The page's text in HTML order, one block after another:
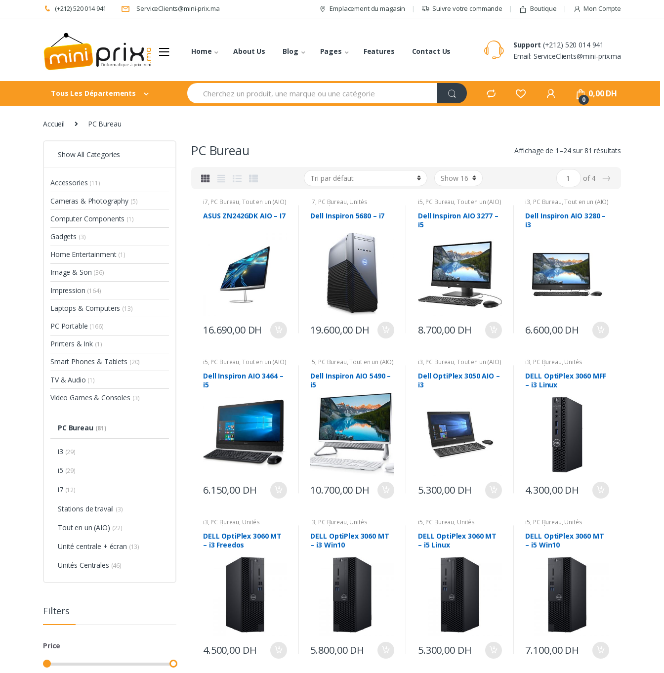
to
to
(+212) 520 014 941 ServiceClients@mini-prix.ma Emplacement du magasin Suivre votre commande Boutique Mon Compte
Home About Us Blog Pages Features Contact Us
Support (+212) 520 014 941
Email: ServiceClients@mini-prix.ma
Tous Les Départements
Search
for:
0
0,00DH
Accueil PC Bureau
PC Bureau Affichage de 1–24 sur 81 résultats
of 4 →
i7, PC Bureau, Tout en un (AIO)
ASUS ZN242GDK AIO – I7
16.690,00 DH
i7, PC Bureau, Unités
Centrales
Dell Inspiron 5680 – i7
19.600,00 DH
i5, PC Bureau, Tout en un (AIO)
Dell Inspiron AIO 3277 –
i5
8.700,00 DH
i3, PC Bureau,Tout en un (AIO)
Dell Inspiron AIO 3280 –
i3
6.600,00 DH
i5, PC Bureau, Tout en un (AIO)
Dell Inspiron AIO 3464 –
i5
6.150,00 DH
i5, PC Bureau,Tout en un (AIO)
Dell Inspiron AIO 5490 –
i5
10.700,00 DH
i3, PC Bureau, Tout en un (AIO)
Dell OptiPlex 3050 AIO –
i3
5.300,00 DH
i3, PC Bureau, Unités
Centrales
DELL OptiPlex 3060 MFF
– i3 Linux
4.300,00 DH
i3, PC Bureau, Unités
Centrales
DELL OptiPlex 3060 MT
– i3 Freedos
4.500,00 DH
i3, PC Bureau, Unités
Centrales
DELL OptiPlex 3060 MT
– i3 Win10
5.800,00 DH
i5, PC Bureau, Unités
Centrales
DELL OptiPlex 3060 MT
– i5 Linux
5.300,00 DH
i5, PC Bureau, Unités
Centrales
DELL OptiPlex 3060 MT
– i5 Win10
7.100,00 DH
Show All Categories
Accessories (11)
Cameras & Photography (5)
Computer Components (1)
Gadgets (3)
Home Entertainment (1)
Image & Son (36)
Impression (164)
Laptops & Computers (13)
PC Portable (166)
Printers & Ink (1)
Smart Phones & Tablets (20)
TV & Audio (1)
Video Games & Consoles (3)
PC Bureau (81)
i3 (29)
i5 (29)
i7 (12)
Stations de travail (3)
Tout en un (AIO) (22)
Unité centrale + écran (13)
Unités Centrales (46)
Filters
Price